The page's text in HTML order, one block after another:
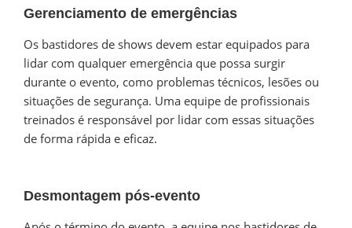
Gerenciamento de emergências
Os bastidores de shows devem estar equipados para
lidar com qualquer emergência que possa surgir
durante o evento, como problemas técnicos, lesões ou
situações de segurança. Uma equipe de profissionais
treinados é responsável por lidar com essas situações
de forma rápida e eficaz.
Desmontagem pós-evento